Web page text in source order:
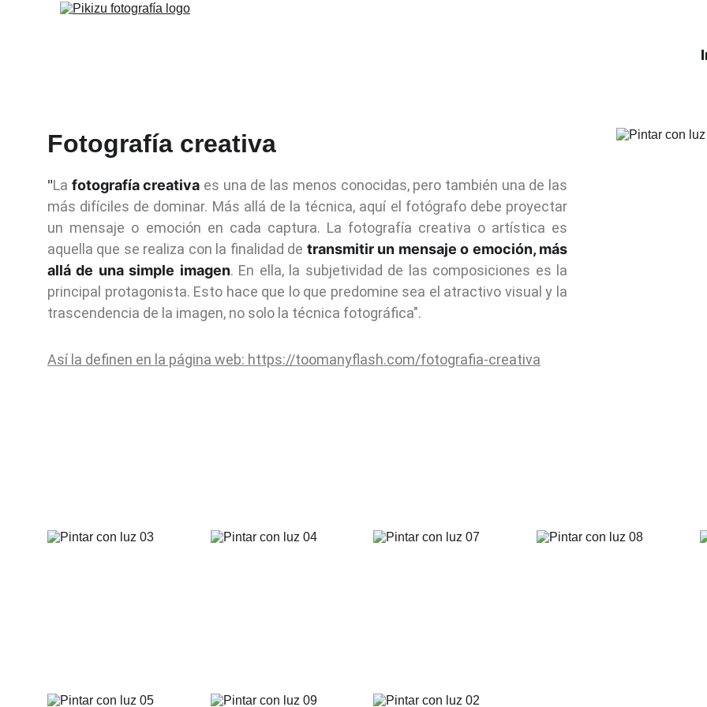
"La fotografía creativa es una de las menos conocidas, pero también una de las
más difíciles de dominar. Más allá de la técnica, aquí el fotógrafo debe proyectar
un mensaje o emoción en cada captura. La fotografía creativa o artística es
aquella que se realiza con la finalidad de transmitir un mensaje o emoción, más
allá de una simple imagen. En ella, la subjetividad de las composiciones es la
principal protagonista. Esto hace que lo que predomine sea el atractivo visual y la
trascendencia de la imagen, no solo la técnica fotográfica".
Así la definen en la página web: https://toomanyflash.com/fotografia-creativa
Fotografía creativa